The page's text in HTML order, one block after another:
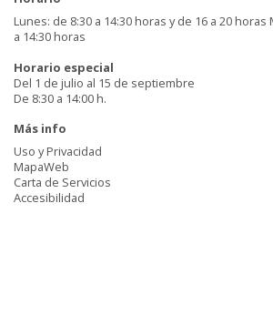
Lunes: de 8:30 a 14:30 horas y de 16 a 20
a 14:30 horas
Horario especial
Del 1 de julio al 15 de septiembre
De 8:30 a 14:00 h.
Más info
Uso y Privacidad
MapaWeb
Carta de Servicios
Accesibilidad